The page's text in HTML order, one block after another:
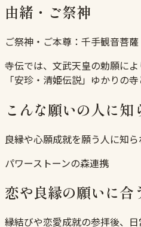
由緒・ご祭神
ご祭神・ご本尊： 千手観音菩薩
寺伝では、文武天皇の勅願に
「安珍・清姫伝説」ゆかりの
こんな願いの人に知
良縁や心願成就を願う人に知ら
パワーストーンの森連携
恋や良縁の願いに合
縁結びや恋愛成就の参拝後、